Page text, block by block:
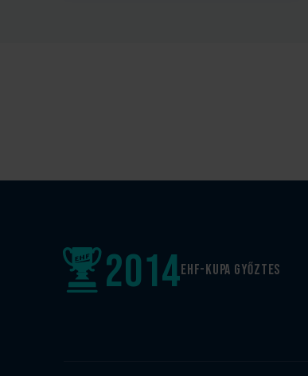
EHF-Kupa győztes
2014